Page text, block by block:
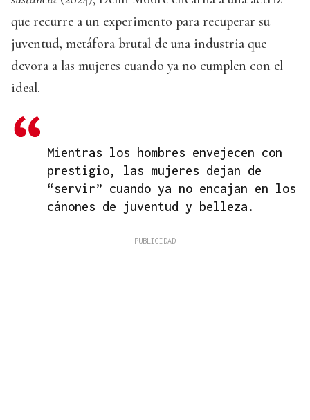
que recurre a un experimento para recuperar su
juventud, metáfora brutal de una industria que
devora a las mujeres cuando ya no cumplen con el
ideal.
Mientras los hombres envejecen con
prestigio, las mujeres dejan de
“servir” cuando ya no encajan en los
cánones de juventud y belleza.